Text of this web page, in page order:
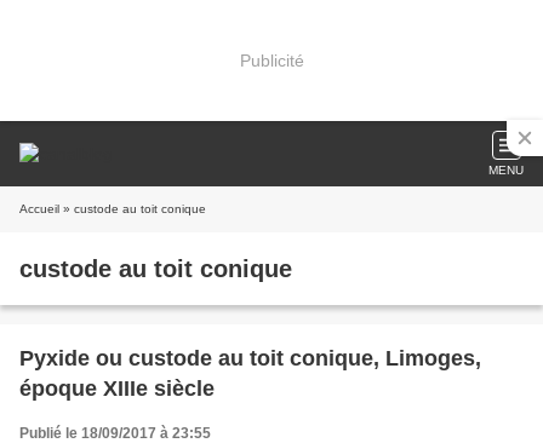
Publicité
MENU
Accueil » custode au toit conique
custode au toit conique
Pyxide ou custode au toit conique, Limoges,
époque XIIIe siècle
Publié le 18/09/2017 à 23:55